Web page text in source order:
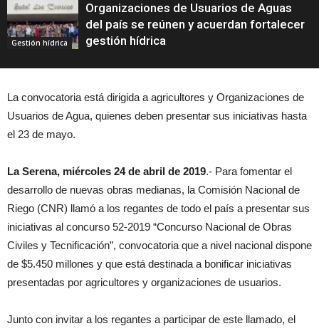
Gestión hídrica
Organizaciones de Usuarios de Aguas
del país se reúnen y acuerdan fortalecer
gestión hídrica
La convocatoria está dirigida a agricultores y Organizaciones de
Usuarios de Agua, quienes deben presentar sus iniciativas hasta
el 23 de mayo.
La Serena, miércoles 24 de abril de 2019.- Para fomentar el
desarrollo de nuevas obras medianas, la Comisión Nacional de
Riego (CNR) llamó a los regantes de todo el país a presentar sus
iniciativas al concurso 52-2019 “Concurso Nacional de Obras
Civiles y Tecnificación”, convocatoria que a nivel nacional dispone
de $5.450 millones y que está destinada a bonificar iniciativas
presentadas por agricultores y organizaciones de usuarios.
Junto con invitar a los regantes a participar de este llamado, el